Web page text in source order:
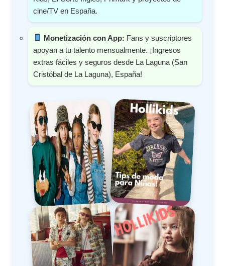
cine/TV en España.
Monetización con App: Fans y suscriptores
apoyan a tu talento mensualmente. ¡Ingresos
extras fáciles y seguros desde La Laguna (San
Cristóbal de La Laguna), España!